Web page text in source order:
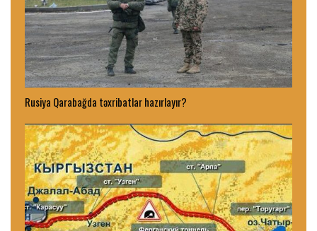
Rusiya Qarabağda təxribatlar hazırlayır?